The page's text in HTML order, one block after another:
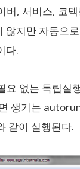
버, 서비스, 코
않지만 자동으
다.
요 없는 독립실
생기는
같이 실행된다.